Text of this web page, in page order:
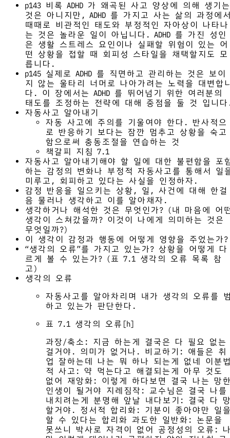
p143 비록 ADHD 가 왜곡된 사고 양상에 의해 생기는
것은 아니지만, ADHD 를 가지고 사는 삶의 과정에
때때로 비관적인 태도와 부정적인 자아상이 나타나
는 것은 놀라운 일이 아닙니다. ADHD 를 가진 성인
은 생활 스트레스 요인이나 실패할 위험이 있는 어
떤 상황을 접할 때 회피성 스타일을 채택할지도 모
릅니다.
p145 실제로 ADHD 를 직면하고 관리하는 것은 보이
지 않는 울타리 너머로 나아가려는 노력을 대변합
다. 이 장에서는 ADHD 를 뛰어넘기 위한 여러분의
태도를 조정하는 전략에 대해 중점을 둘 것 입니
자동사고 알아내기
자동 사고에 주의를 기울여야 한다. 반사적으
로 반응하기 보다는 잠깐 멈추고 상황을 숙고
함으로써 충동조절을 연습하는 것
책갈피 지침 7.1
자동사고 알아내기해야 할 일에 대한 불편함을 포
하는 감정의 변화나 부정적 자동사고를 통해서 일
미루고, 회피하고 있다는 사실을 인정하자.
감정 반응을 일으키는 상황, 일, 사건에 대해 한걸
음 물러나 생각하고 이를 알아채자.
생각하거나 해석한 것은 무엇인가? (내 마음에 어
생각이 스쳐갔을까? 이것이 나에게 의미하는 것은
무엇일까?)
이 생각이 감정과 행동에 어떻게 영향을 주었는가?
“생각의 오류”를 가지고 있는가? 상황을 어떻게 다
르게 볼 수 있는가? (표 7.1 생각의 오류 목록 참
고)
생각의 오류
자동사고를 알아차리며 내가 생각의 오류를
하고 있는가 판단한다.
표 7.1 생각의 오류[h]
과장/축소: 지금 하는게 결국은 다 필요 없는
걸거야. 의미가 없거나. 비교하기: 애들은 취
업 잘하는데 나는 뭐 하나 되는게 없네 이분
적 사고: 약 먹는다고 해결되는게 아무 것도
없어 재앙화: 이렇게 하다보면 결국 나는 망
인생이 될거야 지레짐작: 교수님은 결국 나를
내치려는게 분명해 앞날 내다보기: 결국 다
할거야. 정서적 합리화: 기분이 좋아야만 일
할 수 있다는 합리화 과도한 일반화: 논문을
못쓰니 박사로 자격이 없어 공정성의 오류: